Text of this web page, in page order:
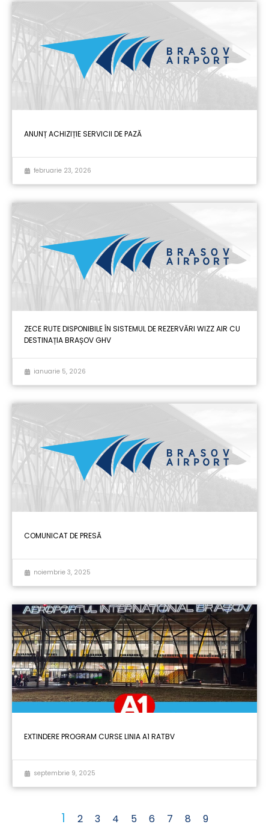
ANUNȚ ACHIZIȚIE SERVICII DE PAZĂ
februarie 23, 2026
ZECE RUTE DISPONIBILE ÎN SISTEMUL DE REZERVĂRI WIZZ AIR CU
DESTINAȚIA BRAȘOV GHV
ianuarie 5, 2026
COMUNICAT DE PRESĂ
noiembrie 3, 2025
EXTINDERE PROGRAM CURSE LINIA A1 RATBV
septembrie 9, 2025
1 2 3 4 5 6 7 8 9